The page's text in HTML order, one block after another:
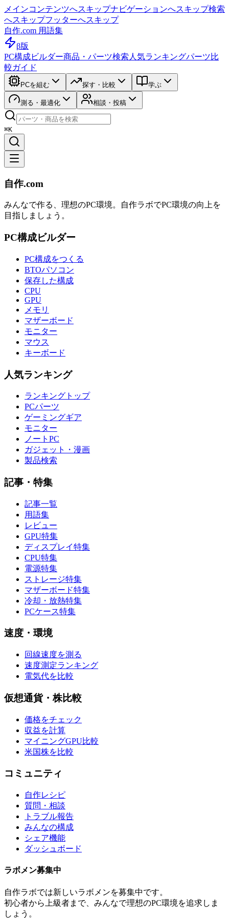
メインコンテンツへスキップナビゲーションへスキップ検索
へスキップフッターへスキップ
自作.com 用語集
β版
PC構成ビルダー商品・パーツ検索 人気ランキングパーツ比
較ガイド
PCを組む 探す・比較 学ぶ
測る・最適化 相談・投稿
⌘K
自作.com
みんなで作る、理想のPC環境。 自作ラボでPC環境の向上を
目指しましょう。
PC構成ビルダー
PC構成をつくる
BTOパソコン
保存した構成
CPU
GPU
メモリ
マザーボード
モニター
マウス
キーボード
人気ランキング
ランキングトップ
PCパーツ
ゲーミングギア
モニター
ノートPC
ガジェット・漫画
製品検索
記事・特集
記事一覧
用語集
レビュー
GPU特集
ディスプレイ特集
CPU特集
電源特集
ストレージ特集
マザーボード特集
冷却・放熱特集
PCケース特集
速度・環境
回線速度を測る
速度測定ランキング
電気代を比較
仮想通貨・株比較
価格をチェック
収益を計算
マイニングGPU比較
米国株を比較
コミュニティ
自作レシピ
質問・相談
トラブル報告
みんなの構成
シェア機能
ダッシュボード
ラボメン募集中
自作ラボでは新しいラボメンを募集中です。
初心者から上級者まで、みんなで理想のPC環境を追求しま
しょう。